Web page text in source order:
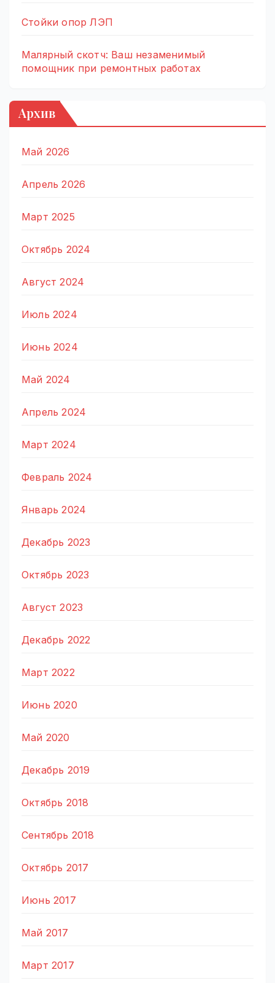
Стойки опор ЛЭП
Малярный скотч: Ваш незаменимый
помощник при ремонтных работах
Архив
Май 2026
Апрель 2026
Март 2025
Октябрь 2024
Август 2024
Июль 2024
Июнь 2024
Май 2024
Апрель 2024
Март 2024
Февраль 2024
Январь 2024
Декабрь 2023
Октябрь 2023
Август 2023
Декабрь 2022
Март 2022
Июнь 2020
Май 2020
Декабрь 2019
Октябрь 2018
Сентябрь 2018
Октябрь 2017
Июнь 2017
Май 2017
Март 2017